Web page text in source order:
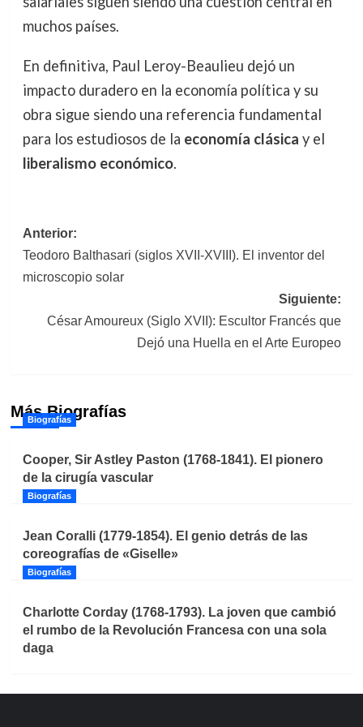
muchos países.
En definitiva, Paul Leroy-Beaulieu dejó un
impacto duradero en la economía política y su
obra sigue siendo una referencia fundamental
para los estudiosos de la economía clásica y el
liberalismo económico.
Navegación
de
entradas
Anterior:
Teodoro Balthasari (siglos XVII-XVIII). El inventor del
microscopio solar
Siguiente:
César Amoureux (Siglo XVII): Escultor Francés que
Dejó una Huella en el Arte Europeo
Más Biografías
Biografías
Cooper, Sir Astley Paston (1768-1841). El pionero
de la cirugía vascular
Biografías
Jean Coralli (1779-1854). El genio detrás de las
coreografías de «Giselle»
Biografías
Charlotte Corday (1768-1793). La joven que cambió
el rumbo de la Revolución Francesa con una sola
daga